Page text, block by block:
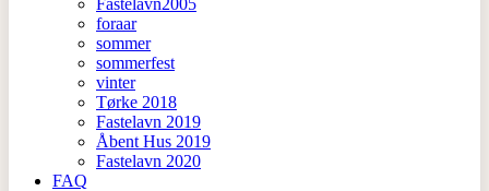
Fastelavn2005
foraar
sommer
sommerfest
vinter
Tørke 2018
Fastelavn 2019
Åbent Hus 2019
Fastelavn 2020
FAQ